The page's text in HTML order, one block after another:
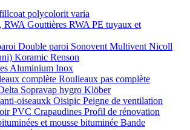
polycolorit varia
RWA Gouttières RWA PE tuyaux et
Double paroi Sonovent Multivent Nicoll
Koramic Renson
Aluminium Inox
complète Roulleaux pas complète
Sopravap hygro Klöber
oiseauxk Oisipic Peigne de ventilation
PVC Crapaudines Profil de rénovation
et mousse bituminée Bande